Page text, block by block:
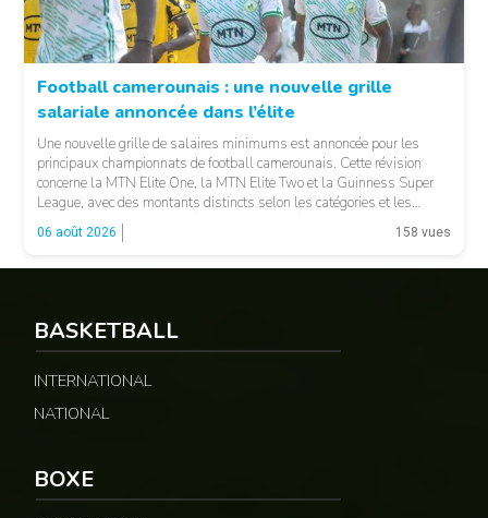
Football camerounais : une nouvelle grille
salariale annoncée dans l’élite
Une nouvelle grille de salaires minimums est annoncée pour les
principaux championnats de football camerounais. Cette révision
concerne la MTN Elite One, la MTN Elite Two et la Guinness Super
League, avec des montants distincts selon les catégories et les
fonctions. LA SUITE APRÈS LA PUBLICITÉ Selon les informations
relayées par Allez Les Lions, […]
06 août 2026 158 vues
BASKETBALL
INTERNATIONAL
NATIONAL
BOXE